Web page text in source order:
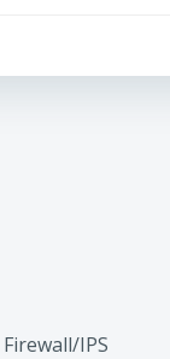
Firewall/IPS